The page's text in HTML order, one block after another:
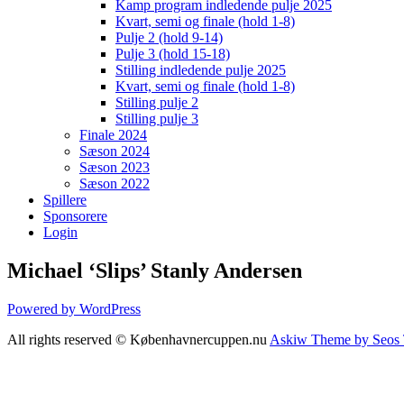
Kamp program indledende pulje 2025
Kvart, semi og finale (hold 1-8)
Pulje 2 (hold 9-14)
Pulje 3 (hold 15-18)
Stilling indledende pulje 2025
Kvart, semi og finale (hold 1-8)
Stilling pulje 2
Stilling pulje 3
Finale 2024
Sæson 2024
Sæson 2023
Sæson 2022
Spillere
Sponsorere
Login
Michael ‘Slips’ Stanly Andersen
Powered by WordPress
All rights reserved © Københavnercuppen.nu Askiw Theme by Seos